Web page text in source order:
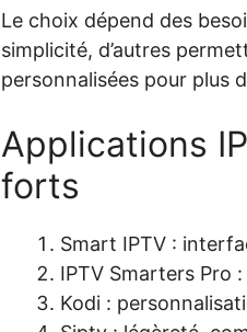
Le choix dépend des
simplicité, d’autres
personnalisées pour plus
Applications
forts
Smart IPTV :
IPTV Smarters Pro
Kodi :